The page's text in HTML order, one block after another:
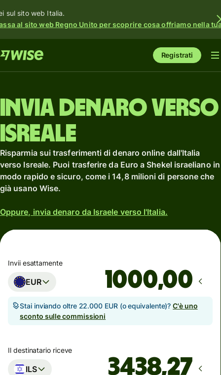
sul sito web Italia.
al sito web Regno Unito per scoprire cosa offriamo nella
Registrati
Invia denaro verso
Isreale
Risparmia sui trasferimenti di denaro online dall'Italia
verso Isreale. Puoi trasferire da Euro a Shekel israeliano in
modo rapido e sicuro, come i 14,8 milioni di persone che
già usano Wise.
Oppure, invia denaro da Israele verso l'Italia.
Invii esattamente
EUR ,00
Stai inviando oltre 22.000 EUR (o equivalente)?C'è uno
sconto sulle commissioni
Il destinatario riceve
ILS